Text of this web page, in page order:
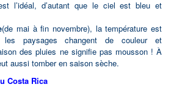
: balades dans les rues piétonnes,
(quartier) Amon, théâtre national,
musée national, centres
central (fermé le dimanche),
à votre hôtel.
l’idéal, d’autant que le ciel est bleu et
(de mai à fin novembre), la température est
les paysages changent de couleur et
des pluies ne signifie pas mousson ! À
aussi tomber en saison sèche.
Costa Rica